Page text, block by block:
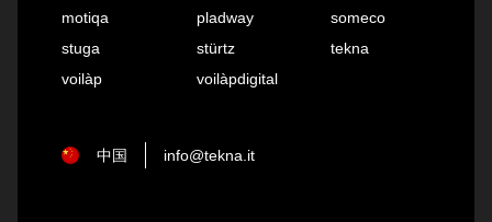
motiqa
pladway
someco
stuga
stürtz
tekna
voilàp
voilàpdigital
中国 info@tekna.it